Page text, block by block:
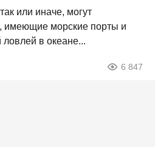
или иначе, могут
имеющие морские порты и
в океане...
6 847